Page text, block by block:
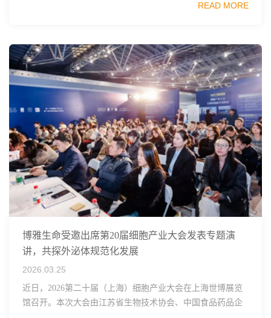
READ MORE
博雅生命受邀出席第20届细胞产业大会发表专题演
讲，共探外泌体规范化发展
2026.03.25
近日，2026第二十届（上海）细胞产业大会在上海世博展览
馆召开。本次大会由江苏省生物技术协会、中国食品药品企